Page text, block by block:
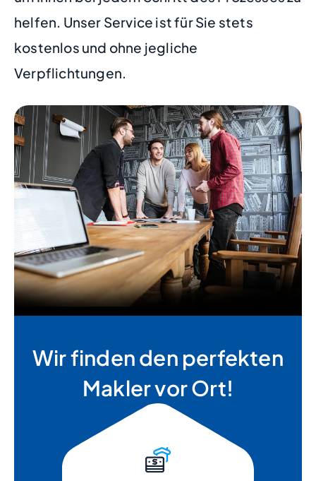
helfen. Unser Service ist für Sie stets
kostenlos und ohne jegliche
Verpflichtungen.
Wir finden den perfekten
Makler vor Ort!